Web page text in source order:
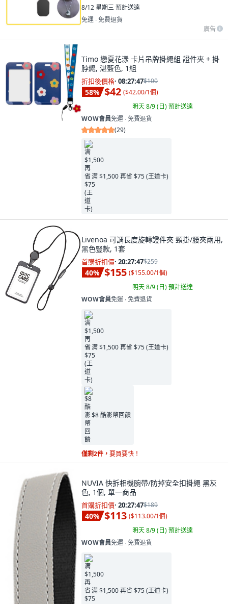
8/12 星期三預計送達
免運 ∙ 免費退貨
廣告
Timo 戀夏花漾 卡片吊牌掛繩組 證件夾 + 掛
脖繩, 湛藍色, 1組
折扣後價格· 08:27:46$100
58% $42 ($42.00/1個)
明天 8/9 (日)預計送達
WOW會員免運 ∙ 免費退貨
(29)
满 $1,500 再省 $75 (王道卡)
Livenoa 可調長度旋轉證件夾 頸掛/腰夾兩用,
黑色豎款, 1套
首購折扣價· 20:27:46$259
40% $155 ($155.00/1個)
明天 8/9 (日)預計送達
WOW會員免運 ∙ 免費退貨
满 $1,500 再省 $75 (王道卡)
$8 酷澎幣回饋
僅剩2件， 要買要快！
NUVIA 快拆相機腕帶/防掉安全扣掛繩 黑灰
色, 1個, 單一商品
首購折扣價· 20:27:46$189
40% $113 ($113.00/1個)
明天 8/9 (日)預計送達
WOW會員免運 ∙ 免費退貨
满 $1,500 再省 $75 (王道卡)